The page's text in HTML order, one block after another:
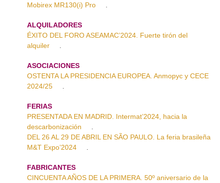
Mobirex MR130(i) Pro
ALQUILADORES
ÉXITO DEL FORO ASEAMAC’2024. Fuerte tirón del
alquiler
ASOCIACIONES
OSTENTA LA PRESIDENCIA EUROPEA. Anmopyc y CECE
2024/25
FERIAS
PRESENTADA EN MADRID. Intermat’2024, hacia la
descarbonización
DEL 26 AL 29 DE ABRIL EN SÃO PAULO. La feria brasileña
M&T Expo’2024
FABRICANTES
CINCUENTA AÑOS DE LA PRIMERA. 50º aniversario de la